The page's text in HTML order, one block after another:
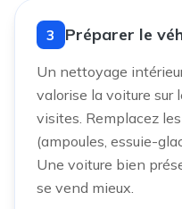
3 Préparer le
Un nettoyage
valorise la voiture sur
visites. Remplacez
(ampoules, essuie-
Une voiture bien
se vend mieux.